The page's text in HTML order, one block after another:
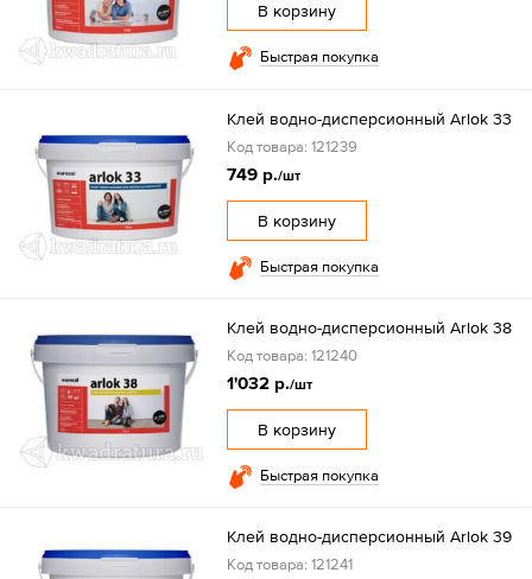
В корзину
Быстрая покупка
Клей водно-дисперсионный Arlok 33
Код товара: 121239
749 р./шт
В корзину
Быстрая покупка
Клей водно-дисперсионный Arlok 38
Код товара: 121240
1'032 р./шт
В корзину
Быстрая покупка
Клей водно-дисперсионный Arlok 39
Код товара: 121241